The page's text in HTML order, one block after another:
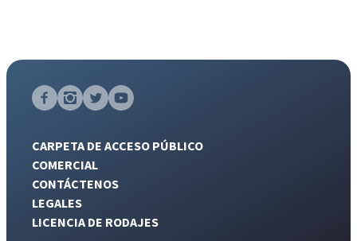
CARPETA DE ACCESO PÚBLICO
COMERCIAL
CONTÁCTENOS
LEGALES
LICENCIA DE RODAJES